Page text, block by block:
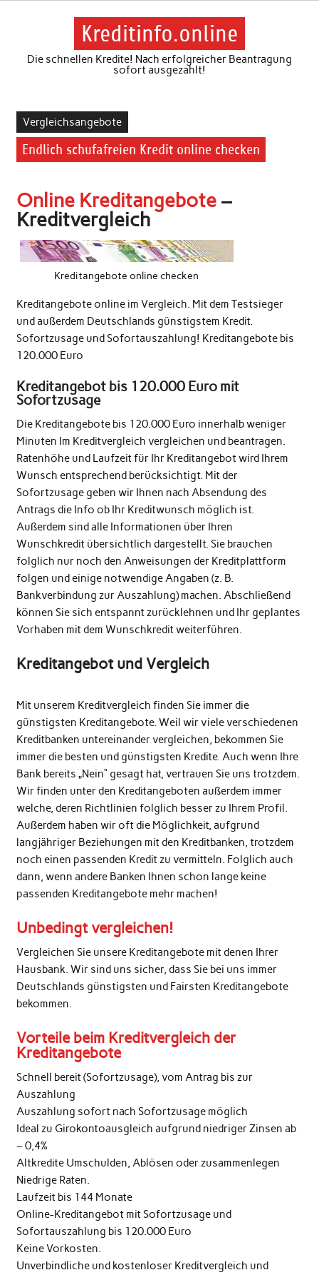
Skip
Kreditinfo.online
Die schnellen Kredite! Nach erfolgreicher Beantragung
sofort ausgezahlt!
Vergleichsangebote
Endlich schufafreien Kredit online checken
Online Kreditangebote–
Kreditvergleich
Kreditangebote online checken
Kreditangebote online im Vergleich. Mit dem Testsieger
und außerdem Deutschlands günstigstem Kredit.
Sofortzusage und Sofortauszahlung! Kreditangebote bis
120.000 Euro
Kreditangebot bis 120.000 Euro mit
Sofortzusage
Die Kreditangebote bis 120.000 Euro innerhalb weniger
Minuten Im Kreditvergleich vergleichen und beantragen.
Ratenhöhe und Laufzeit für Ihr Kreditangebot wird Ihrem
Wunsch entsprechend berücksichtigt. Mit der
Sofortzusage geben wir Ihnen nach Absendung des
Antrags die Info ob Ihr Kreditwunsch möglich ist.
Außerdem sind alle Informationen über Ihren
Wunschkredit übersichtlich dargestellt. Sie brauchen
folglich nur noch den Anweisungen der Kreditplattform
folgen und einige notwendige Angaben (z. B.
Bankverbindung zur Auszahlung) machen. Abschließend
können Sie sich entspannt zurücklehnen und Ihr geplantes
Vorhaben mit dem Wunschkredit weiterführen.
Kreditangebot und Vergleich
Mit unserem Kreditvergleich finden Sie immer die
günstigsten Kreditangebote. Weil wir viele verschiedenen
Kreditbanken untereinander vergleichen, bekommen Sie
immer die besten und günstigsten Kredite. Auch wenn Ihre
Bank bereits „Nein“ gesagt hat, vertrauen Sie uns trotzdem.
Wir finden unter den Kreditangeboten außerdem immer
welche, deren Richtlinien folglich besser zu Ihrem Profil.
Außerdem haben wir oft die Möglichkeit, aufgrund
langjähriger Beziehungen mit den Kreditbanken, trotzdem
noch einen passenden Kredit zu vermitteln. Folglich auch
dann, wenn andere Banken Ihnen schon lange keine
passenden Kreditangebote mehr machen!
Unbedingt vergleichen!
Vergleichen Sie unsere Kreditangebote mit denen Ihrer
Hausbank. Wir sind uns sicher, dass Sie bei uns immer
Deutschlands günstigsten und Fairsten Kreditangebote
bekommen.
Vorteile beim Kreditvergleich der
Kreditangebote
Schnell bereit (Sofortzusage), vom Antrag bis zur
Auszahlung
Auszahlung sofort nach Sofortzusage möglich
Ideal zu Girokontoausgleich aufgrund niedriger Zinsen ab
– 0,4%
Altkredite Umschulden, Ablösen oder zusammenlegen
Niedrige Raten.
Laufzeit bis 144 Monate
Online-Kreditangebot mit Sofortzusage und
Sofortauszahlung bis 120.000 Euro
Keine Vorkosten.
Unverbindliche und kostenloser Kreditvergleich und